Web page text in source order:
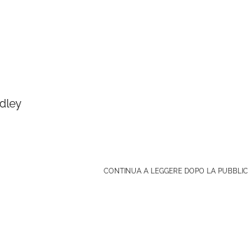
CONTINUA A LEGGERE DOPO LA